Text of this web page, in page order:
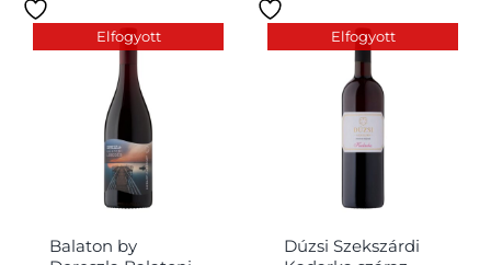
Elfogyott
Balaton by
Elfogyott
Dúzsi Szekszárdi